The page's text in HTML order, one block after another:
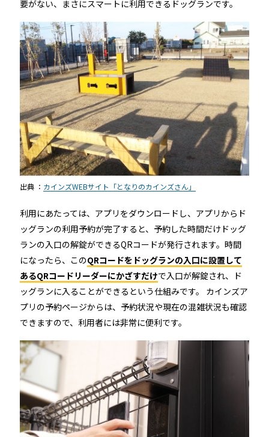
要がない、まさにスマートに利用できるドッグランです。
出典 ： カインズWEBサイト「となりのカインズさん」
利用にあたっては、アプリをダウンロードし、アプリからド
ッグランの利用予約が完了すると、予約した時間だけドッグ
ランの入口の解錠ができるQRコードが発行されます。時間
になったら、このQRコードをドッグランの入口に設置して
あるQRコードリーダーにかざすだけで入口が解錠され、ド
ッグランに入ることができるという仕組みです。 カインズア
プリの予約ページからは、予約状況や現在の混雑状況も確認
できますので、利用者には非常に便利です。